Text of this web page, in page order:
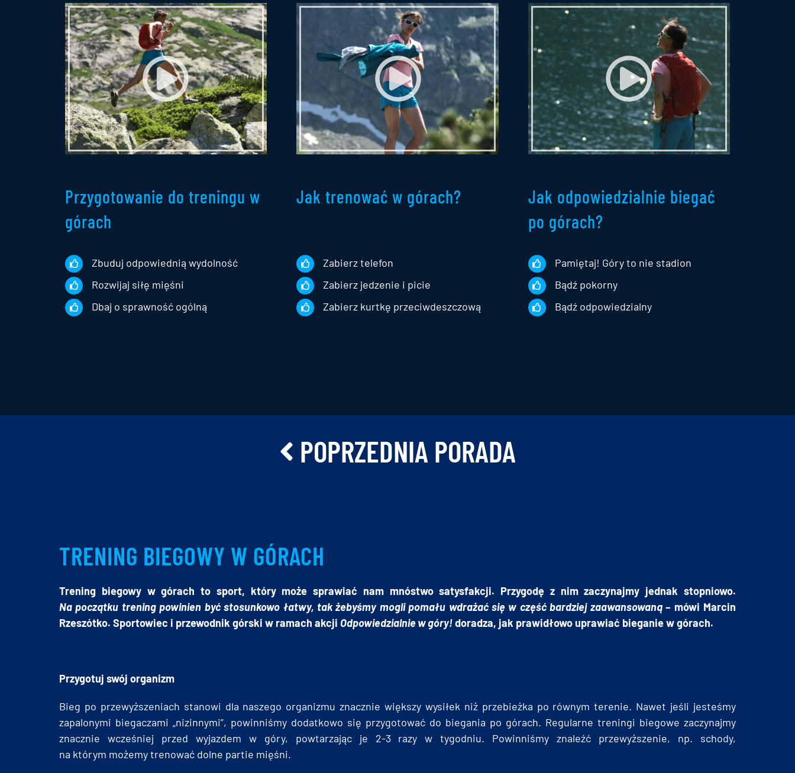
Przygotowanie do treningu w
górach
Zbuduj odpowiednią wydolność
Rozwijaj siłę mięśni
Dbaj o sprawność ogólną
Jak trenować w górach?
Zabierz telefon
Zabierz jedzenie i picie
Zabierz kurtkę przeciwdeszczową
Jak odpowiedzialnie biegać
po górach?
Pamiętaj! Góry to nie stadion
Bądź pokorny
Bądź odpowiedzialny
POPRZEDNIA PORADA
TRENING BIEGOWY W GÓRACH
Trening biegowy w górach to sport, który może sprawiać nam mnóstwo satysfakcji. Przygodę z nim zaczynajmy jednak stopniowo.
Na początku trening powinien być stosunkowo łatwy, tak żebyśmy mogli pomału wdrażać się w część bardziej zaawansowaną –mówi Marcin
Rzeszótko. Sportowiec i przewodnik górski w ramach akcji Odpowiedzialnie w góry!doradza, jak prawidłowo uprawiać bieganie w górach.
Przygotuj swój organizm
Bieg po przewyższeniach stanowi dla naszego organizmu znacznie większy wysiłek niż przebieżka po równym terenie. Nawet jeśli jesteśmy
zapalonymi biegaczami „nizinnymi”, powinniśmy dodatkowo się przygotować do biegania po górach. Regularne treningi biegowe zaczynajmy
znacznie wcześniej przed wyjazdem w góry, powtarzając je 2-3 razy w tygodniu. Powinniśmy znaleźć przewyższenie, np. schody,
na którym możemy trenować dolne partie mięśni.